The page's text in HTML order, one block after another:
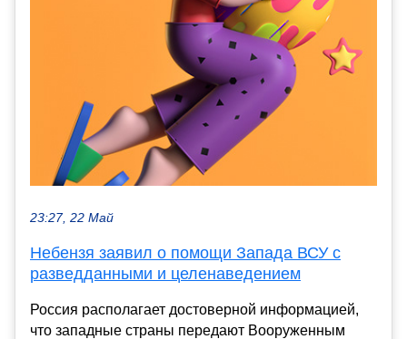
23:27, 22 Май
Небензя заявил о помощи Запада ВСУ с
разведданными и целенаведением
Россия располагает достоверной информацией,
что западные страны передают Вооруженным